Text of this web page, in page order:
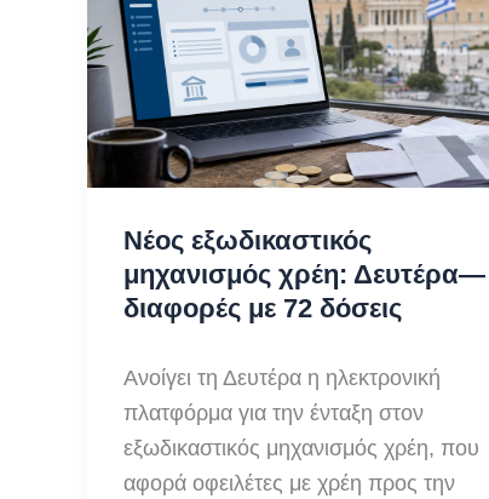
με
το
κόμμα
Τσίπρα
Νέος εξωδικαστικός
μηχανισμός χρέη: Δευτέρα—
διαφορές με 72 δόσεις
Ανοίγει τη Δευτέρα η ηλεκτρονική
πλατφόρμα για την ένταξη στον
εξωδικαστικός μηχανισμός χρέη, που
αφορά οφειλέτες με χρέη προς την